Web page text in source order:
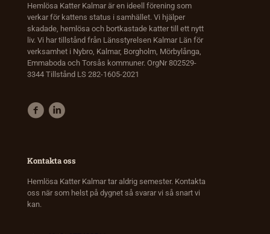
Hemlösa Katter Kalmar är en ideell förening som
verkar för kattens status i samhället. Vi hjälper
skadade, hemlösa och bortkastade katter till ett nytt
liv. Vi har tillstånd från Länsstyrelsen Kalmar Län för
verksamhet i Nybro, Kalmar, Borgholm, Mörbylånga,
Emmaboda och Torsås kommuner. OrgNr 802529-
3344 Tillstånd LS 282-1605-2021
Kontakta oss
Hemlösa Katter Kalmar tar aldrig semester. Kontakta
oss när som helst på dygnet så svarar vi så snart vi
kan.